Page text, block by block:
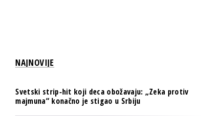
NAJNOVIJE
Svetski strip-hit koji deca obožavaju: „Zeka protiv
majmuna“ konačno je stigao u Srbiju